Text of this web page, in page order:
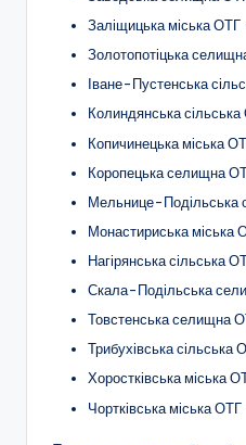
Заліщицька міська
Золотопотіцька
Іване-Пустенська
Колиндянська
Копичинецька міська
Коропецька селищна
Мельнице-
Монастириська міська
Нагірянська сільська
Скала-Подільська
Товстенська селищна
Трибухівська сільська
Хоростківська міська
Чортківська міська